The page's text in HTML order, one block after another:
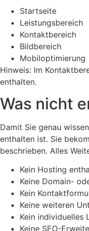
Startseite
Leistungsbereich
Kontaktbereich
Bildbereich
Mobiloptimierung
Hinweis: Im
enthalten.
Was nicht
Damit Sie genau
enthalten ist. Sie
beschrieben. Alles
Kein Hosting
Keine Domain-
Kein
Keine weiteren
Kein individuelles
Keine SEO-